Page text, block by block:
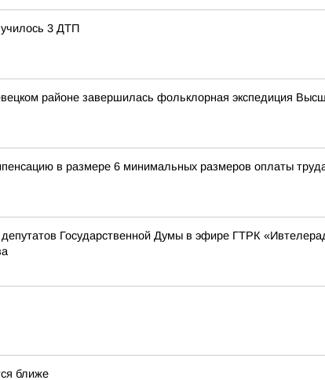
3 ДТП
районе завершилась фольклорная экспедиция
в размере 6 минимальных размеров оплаты
Государственной Думы в эфире ГТРК
ближе